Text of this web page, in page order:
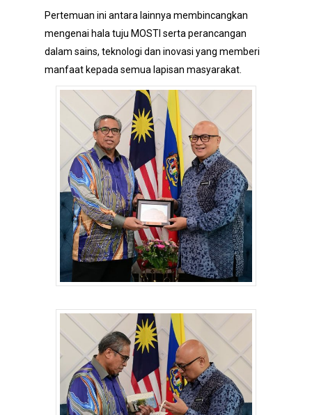
Pertemuan ini antara lainnya membincangkan
mengenai hala tuju MOSTI serta perancangan
dalam sains, teknologi dan inovasi yang memberi
manfaat kepada semua lapisan masyarakat.